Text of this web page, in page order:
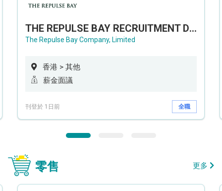
THE REPULSE BAY RECRUITMENT DAY 淺水灣影灣園人才招聘會
The Repulse Bay Company, Limited
香港 > 其他
薪金面議
刊登於 1日前 全職
零售 更多